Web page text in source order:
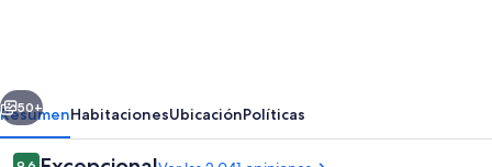
Siguiente
50+
ResumenHabitacionesUbicaciónPolíticas
Opiniones